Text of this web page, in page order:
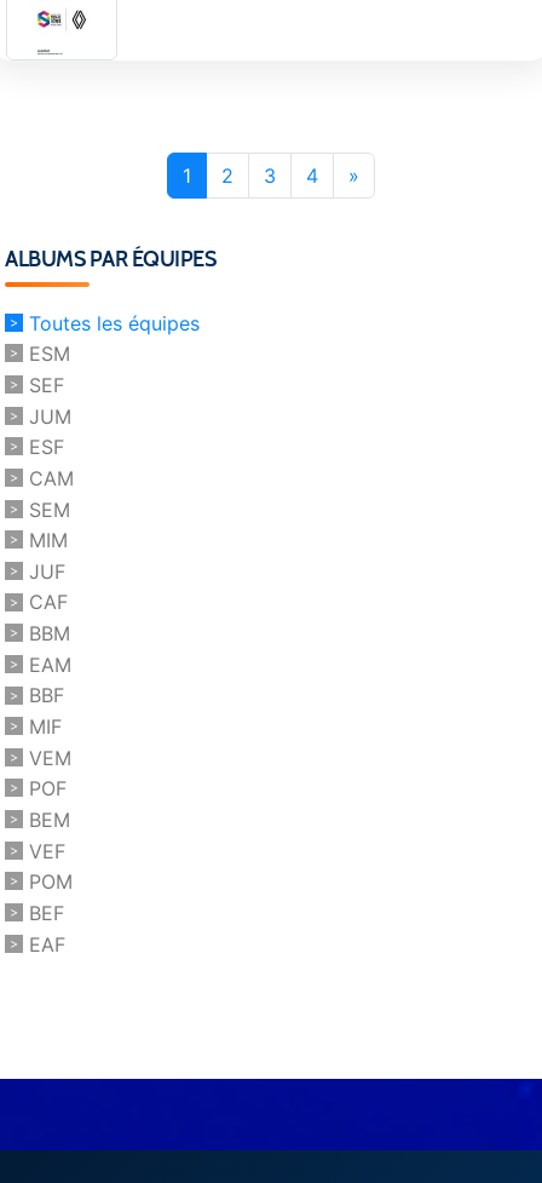
1 2 3 4 »
ALBUMS PAR ÉQUIPES
Toutes les équipes
ESM
SEF
JUM
ESF
CAM
SEM
MIM
JUF
CAF
BBM
EAM
BBF
MIF
VEM
POF
BEM
VEF
POM
BEF
EAF